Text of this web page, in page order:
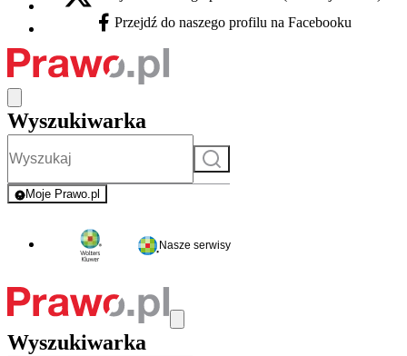
Facebook - otwiera się w nowej karcie
Przejdź do naszego profilu na Facebooku
Wyszukiwarka
Szukaj
Moje Prawo.pl
- rejestracja i logowanie do serwisu
Nasze serwisy
Wyszukiwarka